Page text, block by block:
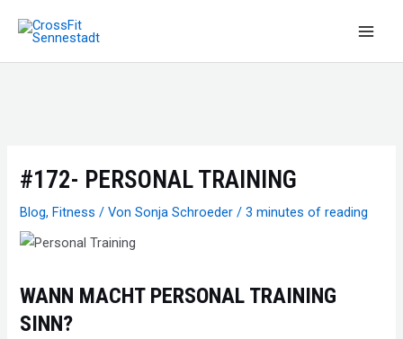
Inhalt
springen
#172- PERSONAL TRAINING
Blog,Fitness / VonSonja Schroeder/3 minutes of reading
WANN MACHT PERSONAL TRAINING
SINN?